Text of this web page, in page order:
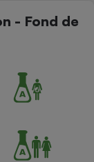
- Fond de